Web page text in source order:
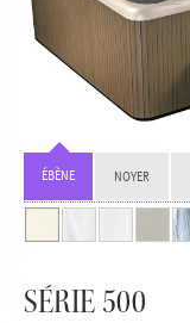
ÉBÈNE NOYER
SÉRIE 500